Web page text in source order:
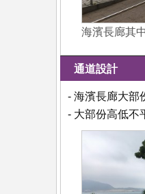
海濱長廊其
通道設計
- 海濱長廊大部
- 大部份高低不